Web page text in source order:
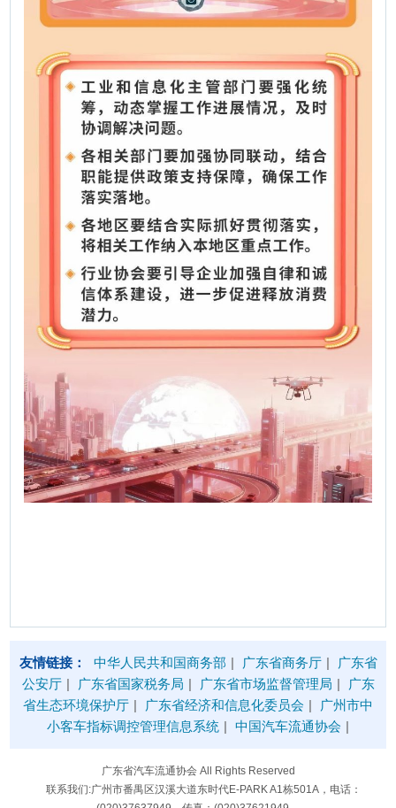
友情链接： 中华人民共和国商务部 | 广东省商务厅 |
广东省
公安厅 | 广东省国家税务局 | 广东省市场监督管理局 |
广东
省生态环境保护厅 | 广东省经济和信息化委员会 |
广州市中
小客车指标调控管理信息系统 | 中国汽车流通协会 |
广东省汽车流通协会 All Rights Reserved
联系我们:广州市番禺区汉溪大道东时代E-PARK A1栋501A，电话：